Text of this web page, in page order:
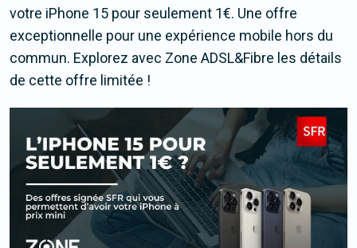
votre iPhone 15 pour seulement 1€. Une offre
exceptionnelle pour une expérience mobile hors du
commun. Explorez avec Zone ADSL&Fibre les détails
de cette offre limitée !